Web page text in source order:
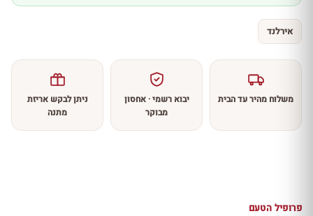
אירלנד
משלוח מהיר עד הבית
יבוא רשמי · אחסון
מבוקר
ניתן לבקש אריזת
מתנה
פרופיל הטעם